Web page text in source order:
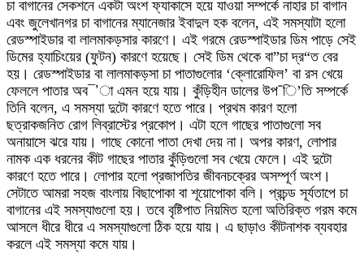
চা বাগানের সেকশনে একটা অংশ ফ্যাকাসে হয়ে যাওয়া সম্পর্কে নাহার চা বাগান
এবং জুলেখানগর চা বাগানের ম্যানেজার ইবাদুল হক বলেন, এই সমস্যাটা হলো
রেডস্পাইডার বা লালমাকড়সার কারণে। এই গরমে রেডস্পাইডার ডিম পাড়ে সেই
ডিমের হ্যাচিংয়ের (ফুটন) কারণে হয়েছে। সেই ডিম থেকে বা”চা দ্র“ত বের
হয়। রেডস্পাইডার বা লালমাকড়সা চা পাতাগুলোর ‘ক্লোরোফিল’ বা রস খেয়ে
ফেললে পাতার অব¯’া এমন হয়ে যায়। কুঁড়িহীন ডালের উপ¯ি’তি সম্পর্কে
তিনি বলেন, এ সমস্যা দুটো কারণে হতে পারে। প্রথম কারণ হলো
ছত্রাকজনিত রোগ লিব্রাস্টের প্রকোপ। এটা হলে গাছের পাতাগুলো সব
অনায়াসে ঝরে যায়। গাছে কোনো পাতা দেখা দেয় না। অপর কারণ, লোপার
নামক এক ধরনের কীট গাছের পাতার কুঁড়িগুলো সব খেয়ে ফেলে। এই দুটো
কারণে হতে পারে। লোপার হলো প্রজাপতির জীবনচক্রের অসম্পূর্ণ অংশ।
সেটাতে আমরা সহজ বাংলায় বিছাপোকা বা শূয়োপোকা বলি। প্রচন্ড সূর্যতাপে চা
বাগানের এই সমস্যাগুলো হয়। তবে বৃষ্টিপাত নিয়মিত হলো অতিরিক্ত গরম কমে
আসলে ধীরে ধীরে এ সমস্যাগুলো ঠিক হয়ে যায়। এ ছাড়াও কীটনাশক ব্যবহার
করলে এই সমস্যা কমে যায়।